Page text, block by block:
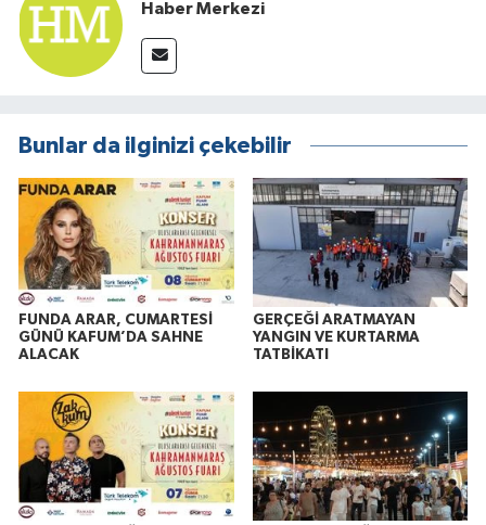
Haber Merkezi
Bunlar da ilginizi çekebilir
FUNDA ARAR, CUMARTESİ
GÜNÜ KAFUM’DA SAHNE
ALACAK
GERÇEĞİ ARATMAYAN
YANGIN VE KURTARMA
TATBİKATI